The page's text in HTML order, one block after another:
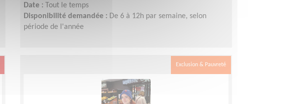
Date : Tout le temps
Disponibilité demandée : De 6 à 12h par semaine, selon
période de l'année
Exclusion & Pauvreté